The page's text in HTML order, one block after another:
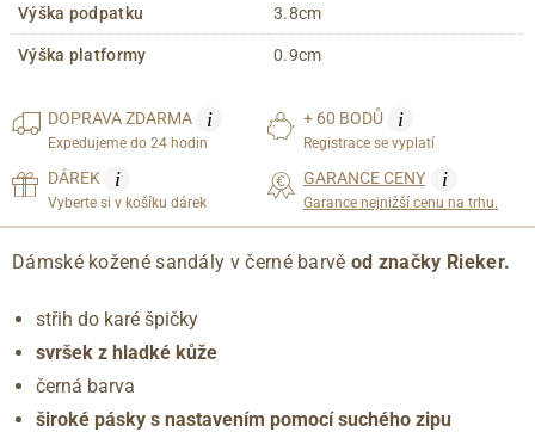
Výška podpatku 3.8cm
Výška platformy 0.9cm
DOPRAVAZDARMA i
Expedujeme do 24 hodin
+ 60 BODŮ i
Registrace se vyplatí
DÁREK i
Vyberte si v košíku dárek
GARANCE CENY i
Garance nejnižší cenu na trhu.
Dámské kožené sandály v černé barvě od značky Rieker.
střih do karé špičky
svršek z hladké kůže
černá barva
široké pásky s nastavením pomocí suchého zipu